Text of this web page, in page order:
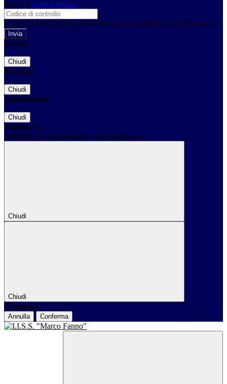
tramite la Login Spaggiari
E-mail inviata, si prega di controllare la casella di posta elettronica!
Errore
Chiudi
Successo
Chiudi
Informazione
Chiudi
Attendere...
Attendere il completamento dell'operazione...
Chiudi
Chiudi
Conferma
Annulla Conferma